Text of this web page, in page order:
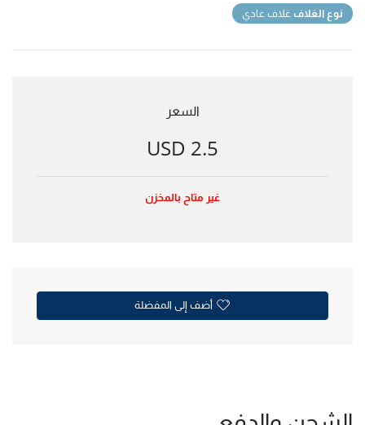
نوع الغلاف غلاف عادي
السعر
2.5 USD
غير متاح بالمخزن
أضف إلى المفضلة